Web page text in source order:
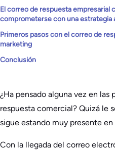
El correo de respuesta empresarial
comprometerse con una estrategia
Primeros pasos con el correo de
marketing
Conclusión
¿Ha pensado alguna vez en las
respuesta comercial? Quizá le
sigue estando muy presente
Con la llegada del correo